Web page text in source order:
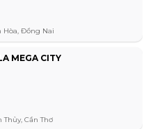
Hòa, Đồng Nai
MEGA CITY
Thủy, Cần Thơ